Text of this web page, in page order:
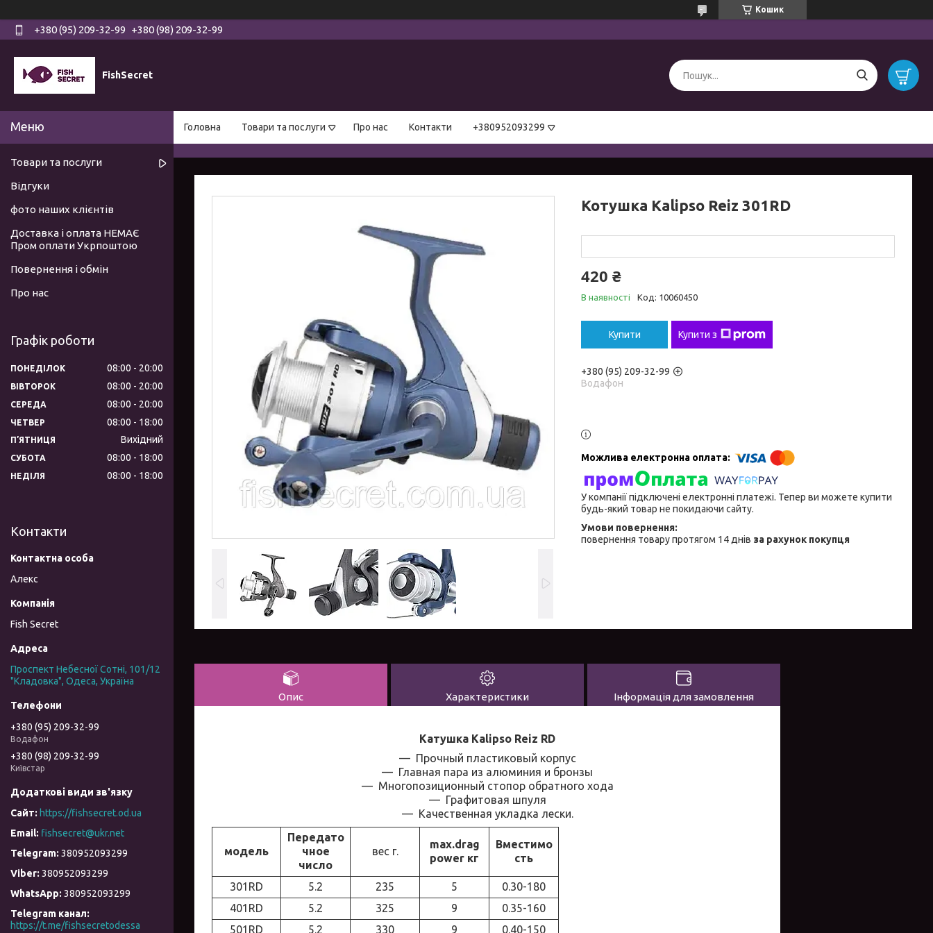
Кошик
+380 (95) 209-32-99 +380 (98) 209-32-99
FishSecret
Головна Товари та послуги Про нас Контакти +380952093299
Котушка Kalipso Reiz 301RD
420 ₴
В наявності Код: 10060450
Купити Купити з
+380 (95) 209-32-99
Водафон
У компанії підключені електронні платежі. Тепер ви можете купити
будь-який товар не покидаючи сайту.
повернення товару протягом 14 днів за рахунок покупця
Опис Характеристики Інформація для замовлення
Катушка Kalipso Reiz RD
— Прочный пластиковый корпус
— Главная пара из алюминия и бронзы
— Многопозиционный стопор обратного хода
— Графитовая шпуля
— Качественная укладка лески.
модель
Передато
чное
число
вес г.
max.drag
power кг
Вместимо
сть
301RD 5.2 235 5
0.30-180
401RD
5.2 325 9
0.35-160
501RD
5.2 330 9 0.40-150
Товари та послуги
Відгуки
фото наших клієнтів
Доставка і оплата НЕМАЄ
Пром оплати Укрпоштою
Повернення і обмін
Про нас
Графік роботи
ПОНЕДІЛОК 08:00 20:00
ВІВТОРОК 08:00 20:00
СЕРЕДА 08:00 20:00
ЧЕТВЕР 08:00 18:00
ПʼЯТНИЦЯ Вихідний
СУБОТА 08:00 18:00
НЕДІЛЯ 08:00 18:00
Контакти
Алекс
Fish Secret
Проспект Небесної Сотні, 101/12
"Кладовка", Одеса, Україна
+380 (95) 209-32-99
Водафон
+380 (98) 209-32-99
Київстар
https://fishsecret.od.ua
fishsecret@ukr.net
380952093299
380952093299
380952093299
Telegram канал
https://t.me/fishsecretodessa